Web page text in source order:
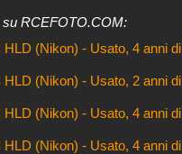
su RCEFOTO.COM:
(Nikon) - Usato, 4 anni
(Nikon) - Usato, 2 anni
(Nikon) - Usato, 4 anni
(Nikon) - Usato, 4 anni